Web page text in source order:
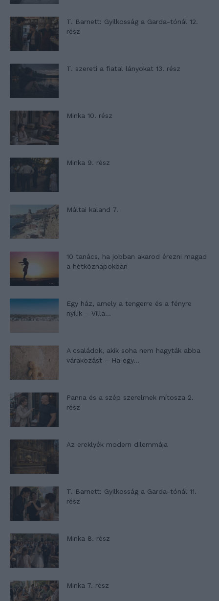
T. Barnett: Gyilkosság a Garda-tónál 12.
rész
T. szereti a fiatal lányokat 13. rész
Minka 10. rész
Minka 9. rész
Máltai kaland 7.
10 tanács, ha jobban akarod érezni magad
a hétköznapokban
Egy ház, amely a tengerre és a fényre
nyílik – Villa...
A családok, akik soha nem hagyták abba
várakozást – Ha egy...
Panna és a szép szerelmek mítosza 2.
rész
Az ereklyék modern dilemmája
T. Barnett: Gyilkosság a Garda-tónál 11.
rész
Minka 8. rész
Minka 7. rész